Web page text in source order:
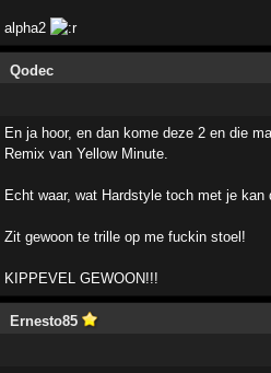
alpha2
Qodec
En ja hoor, en dan kome deze 2 en die
Remix van Yellow Minute.
Echt waar, wat Hardstyle toch met je kan
Zit gewoon te trille op me fuckin stoel!
KIPPEVEL GEWOON!!!
Ernesto85